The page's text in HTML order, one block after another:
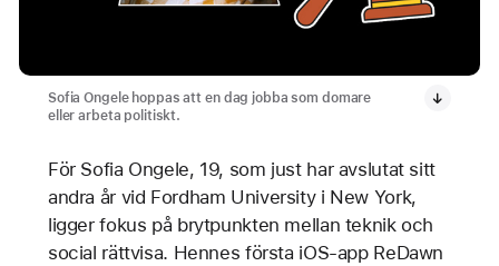
Sofia Ongele hoppas att en dag jobba som domare
eller arbeta politiskt.
För Sofia Ongele, 19, som just har avslutat sitt
andra år vid Fordham University i New York,
ligger fokus på brytpunkten mellan teknik och
social rättvisa. Hennes första iOS-app ReDawn